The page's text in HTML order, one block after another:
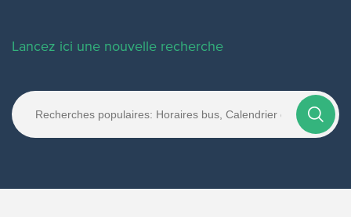
Lancez ici une nouvelle recherche